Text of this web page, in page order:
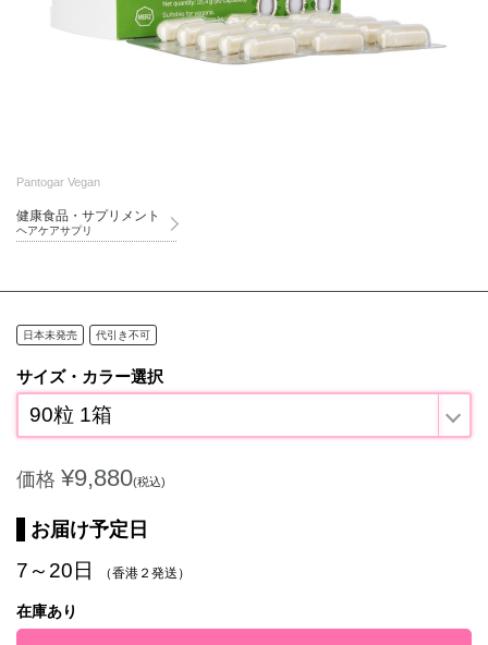
Pantogar Vegan
健康食品・サプリメント
ヘアケアサプリ
日本未発売 代引き不可
サイズ・カラー選択
90粒 1箱
価格 ¥9,880(税込)
お届け予定日
7～20日 （香港２発送）
在庫あり